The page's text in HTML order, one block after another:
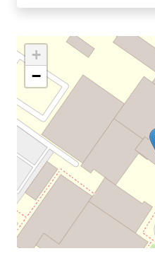
a...
Bandi
Concorsi
Seguici
su
+
−